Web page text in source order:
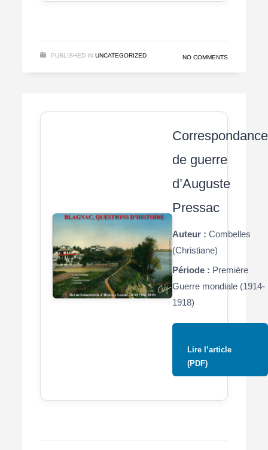
PUBLISHED IN UNCATEGORIZED NO COMMENTS
Correspondance
de guerre
d’Auguste
Pressac
Auteur : Combelles
(Christiane)
Période : Première
Guerre mondiale (1914-
1918)
Lire l’article
(PDF)